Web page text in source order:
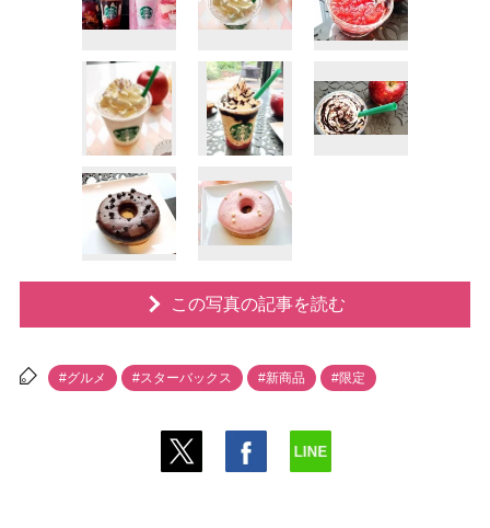
この写真の記事を読む
#グルメ #スターバックス #新商品 #限定